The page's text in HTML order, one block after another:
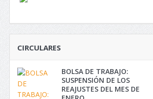
CIRCULARES
BOLSA DE TRABAJO:
SUSPENSIÓN DE LOS
REAJUSTES DEL MES DE